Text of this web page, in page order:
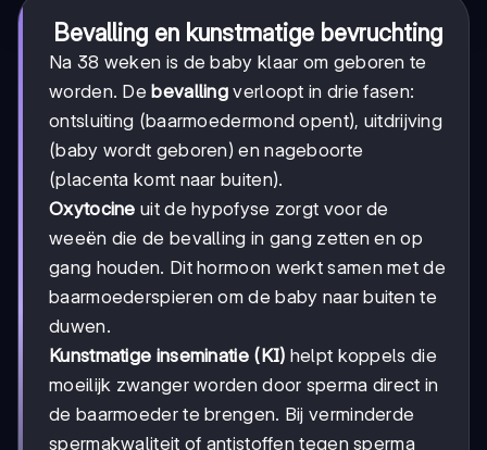
Bevalling en kunstmatige bevruchting
Na 38 weken is de baby klaar om geboren te
worden. De bevalling verloopt in drie fasen:
ontsluiting (baarmoedermond opent), uitdrijving
(baby wordt geboren) en nageboorte
(placenta komt naar buiten).
Oxytocine uit de hypofyse zorgt voor de
weeën die de bevalling in gang zetten en op
gang houden. Dit hormoon werkt samen met de
baarmoederspieren om de baby naar buiten te
duwen.
Kunstmatige inseminatie (KI) helpt koppels die
moeilijk zwanger worden door sperma direct in
de baarmoeder te brengen. Bij verminderde
spermakwaliteit of antistoffen tegen sperma